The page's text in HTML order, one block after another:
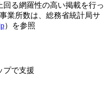
回る網羅性の高い掲載を行っ
業所数は、総務省統計局サ
）を参照
プで支援